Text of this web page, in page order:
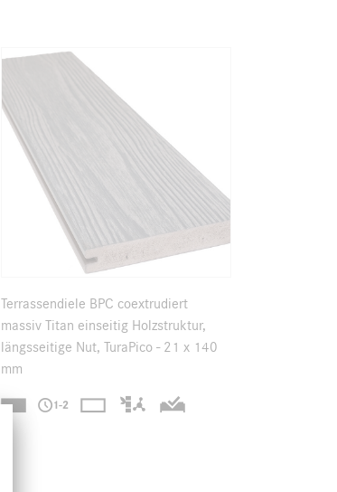
Terrassendiele BPC coextrudiert
massiv Titan einseitig Holzstruktur,
längsseitige Nut, TuraPico - 21 x 140
mm